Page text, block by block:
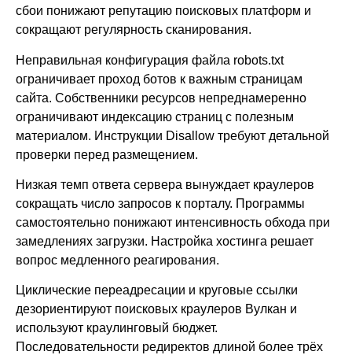
сбои понижают репутацию поисковых платформ и
сокращают регулярность сканирования.
Неправильная конфигурация файла robots.txt
ограничивает проход ботов к важным страницам
сайта. Собственники ресурсов непреднамеренно
ограничивают индексацию страниц с полезным
материалом. Инструкции Disallow требуют детальной
проверки перед размещением.
Низкая темп ответа сервера вынуждает краулеров
сокращать число запросов к порталу. Программы
самостоятельно понижают интенсивность обхода при
замедлениях загрузки. Настройка хостинга решает
вопрос медленного реагирования.
Циклические переадресации и круговые ссылки
дезориентируют поисковых краулеров Вулкан и
используют краулинговый бюджет.
Последовательности редиректов длиной более трёх